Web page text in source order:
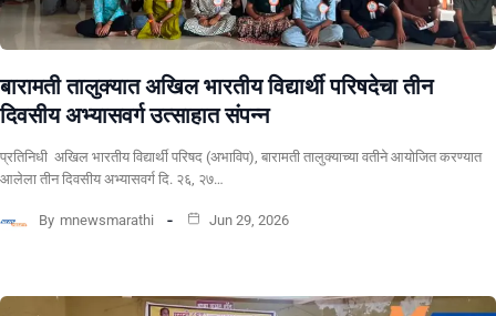
बारामती तालुक्यात अखिल भारतीय विद्यार्थी परिषदेचा तीन
दिवसीय अभ्यासवर्ग उत्साहात संपन्न
प्रतिनिधी अखिल भारतीय विद्यार्थी परिषद (अभाविप), बारामती तालुक्याच्या वतीने आयोजित करण्यात
आलेला तीन दिवसीय अभ्यासवर्ग दि. २६, २७…
By mnewsmarathi Jun 29, 2026